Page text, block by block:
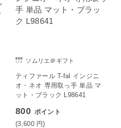
ソムリエ＠ギフト
ティファール T-fal インジニ
オ・ネオ 専用取っ手 単品 マ
ット・ブラック L98641
800 ポイント
(3,600 円)